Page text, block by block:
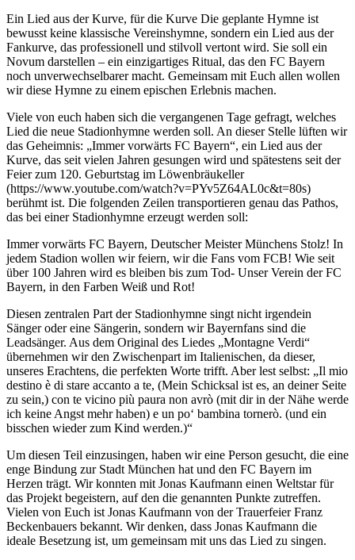
Ein Lied aus der Kurve, für die Kurve Die geplante Hymne ist
bewusst keine klassische Vereinshymne, sondern ein Lied aus der
Fankurve, das professionell und stilvoll vertont wird. Sie soll ein
Novum darstellen – ein einzigartiges Ritual, das den FC Bayern
noch unverwechselbarer macht. Gemeinsam mit Euch allen wollen
wir diese Hymne zu einem epischen Erlebnis machen.
Viele von euch haben sich die vergangenen Tage gefragt, welches
Lied die neue Stadionhymne werden soll. An dieser Stelle lüften wir
das Geheimnis: „Immer vorwärts FC Bayern“, ein Lied aus der
Kurve, das seit vielen Jahren gesungen wird und spätestens seit der
Feier zum 120. Geburtstag im Löwenbräukeller
(https://www.youtube.com/watch?v=PYv5Z64AL0c&t=80s)
berühmt ist. Die folgenden Zeilen transportieren genau das Pathos,
das bei einer Stadionhymne erzeugt werden soll:
Immer vorwärts FC Bayern, Deutscher Meister Münchens Stolz! In
jedem Stadion wollen wir feiern, wir die Fans vom FCB! Wie seit
über 100 Jahren wird es bleiben bis zum Tod- Unser Verein der FC
Bayern, in den Farben Weiß und Rot!
Diesen zentralen Part der Stadionhymne singt nicht irgendein
Sänger oder eine Sängerin, sondern wir Bayernfans sind die
Leadsänger. Aus dem Original des Liedes „Montagne Verdi“
übernehmen wir den Zwischenpart im Italienischen, da dieser,
unseres Erachtens, die perfekten Worte trifft. Aber lest selbst: „Il mio
destino è di stare accanto a te, (Mein Schicksal ist es, an deiner Seite
zu sein,) con te vicino più paura non avrò (mit dir in der Nähe werde
ich keine Angst mehr haben) e un po‘ bambina tornerò. (und ein
bisschen wieder zum Kind werden.)“
Um diesen Teil einzusingen, haben wir eine Person gesucht, die eine
enge Bindung zur Stadt München hat und den FC Bayern im
Herzen trägt. Wir konnten mit Jonas Kaufmann einen Weltstar für
das Projekt begeistern, auf den die genannten Punkte zutreffen.
Vielen von Euch ist Jonas Kaufmann von der Trauerfeier Franz
Beckenbauers bekannt. Wir denken, dass Jonas Kaufmann die
ideale Besetzung ist, um gemeinsam mit uns das Lied zu singen.